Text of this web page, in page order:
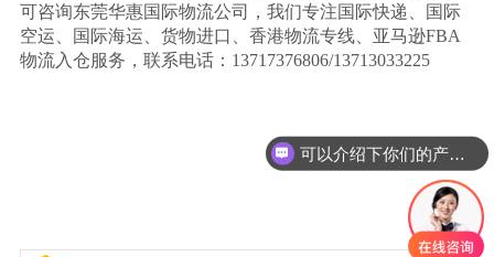
可咨询东莞华惠国际物流公司，我们专注国际快递、国际
空运、国际海运、货物进口、香港物流专线、亚马逊FBA
物流入仓服务，联系电话：13717376806/13713033225
可以介绍下你们的产品么